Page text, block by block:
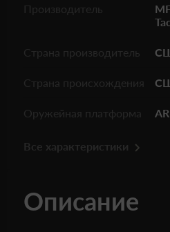
Производитель
Страна производитель
Страна происхождения
Оружейная платформа
Все характеристики
Описание